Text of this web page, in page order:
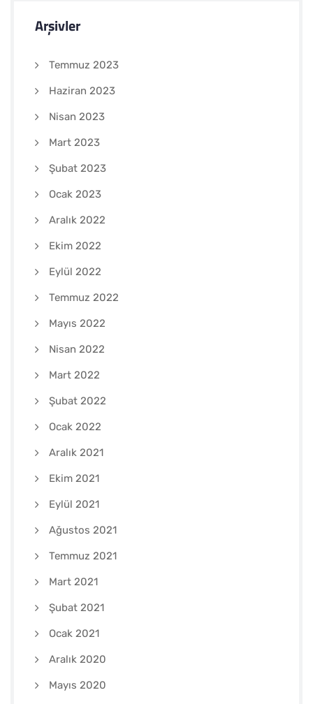
Arşivler
Temmuz 2023
Haziran 2023
Nisan 2023
Mart 2023
Şubat 2023
Ocak 2023
Aralık 2022
Ekim 2022
Eylül 2022
Temmuz 2022
Mayıs 2022
Nisan 2022
Mart 2022
Şubat 2022
Ocak 2022
Aralık 2021
Ekim 2021
Eylül 2021
Ağustos 2021
Temmuz 2021
Mart 2021
Şubat 2021
Ocak 2021
Aralık 2020
Mayıs 2020